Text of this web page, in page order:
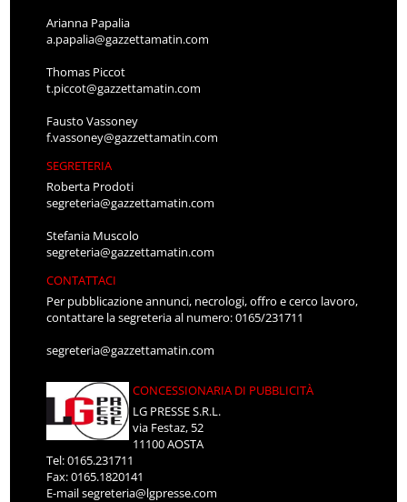
Arianna Papalia
a.papalia@gazzettamatin.com
Thomas Piccot
t.piccot@gazzettamatin.com
Fausto Vassoney
f.vassoney@gazzettamatin.com
SEGRETERIA
Roberta Prodoti
segreteria@gazzettamatin.com
Stefania Muscolo
segreteria@gazzettamatin.com
CONTATTACI
Per pubblicazione annunci, necrologi, offro e cerco lavoro,
contattare la segreteria al numero: 0165/231711
segreteria@gazzettamatin.com
CONCESSIONARIA DI PUBBLICITÀ
LG PRESSE S.R.L.
via Festaz, 52
11100 AOSTA
Tel: 0165.231711
Fax: 0165.1820141
E-mailsegreteria@lgpresse.com